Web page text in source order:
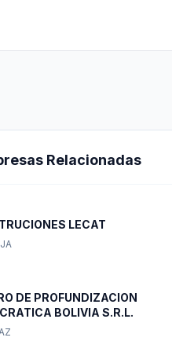
Relacionadas
LECAT
DE PROFUNDIZACION
BOLIVIA S.R.L.